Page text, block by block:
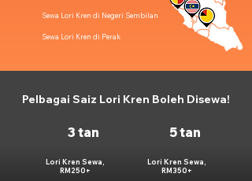
Sewa Lori Kren di Negeri Sembilan
Sewa Lori Kren di Perak
Pelbagai Saiz Lori Kren Boleh Disewa!
3 tan
Lori Kren Sewa,
RM250+
5 tan
Lori Kren Sewa,
RM350+